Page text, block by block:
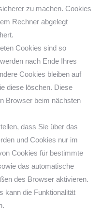
zu machen. Cookies
Rechner abgelegt
Cookies sind so
nach Ende Ihres
Cookies bleiben auf
diese löschen. Diese
Browser beim nächsten
dass Sie über das
und Cookies nur im
Cookies für bestimmte
das automatische
des Browser aktivieren.
kann die Funktionalität